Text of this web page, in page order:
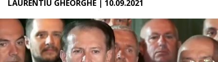
LAURENTIU GHEORGHE | 10.09.2021